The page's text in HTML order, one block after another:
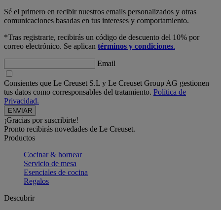
Sé el primero en recibir nuestros emails personalizados y otras
comunicaciones basadas en tus intereses y comportamiento.
*Tras registrarte, recibirás un código de descuento del 10% por
correo electrónico. Se aplican términos y condiciones.
Email
Consientes que Le Creuset S.L y Le Creuset Group AG gestionen
tus datos como corresponsables del tratamiento. Política de
Privacidad.
¡Gracias por suscribirte!
Pronto recibirás novedades de Le Creuset.
Productos
Cocinar & hornear
Servicio de mesa
Esenciales de cocina
Regalos
Descubrir